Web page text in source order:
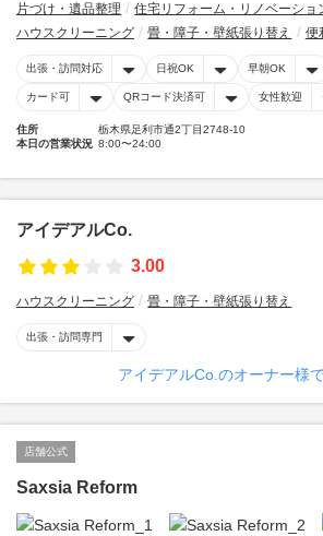
片づけ・遺品整理
住宅リフォーム・リノベーショ
ハウスクリーニング
畳・障子・壁紙張り替え 便
出張・訪問対応 日祝OK 早朝OK
カード可 QRコード決済可 女性歓迎
住所
栃木県足利市通2丁目2748-10
本日の営業状況 8:00〜24:00
アイデアルCo.
3.00
ハウスクリーニング 畳・障子・壁紙張り替え
出張・訪問専門
アイデアルCo.のオーナー様
店舗公式
Saxsia Reform